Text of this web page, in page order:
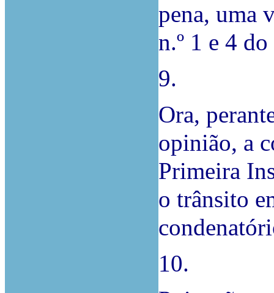
pena, uma
n.º 1 e 4
9.
Ora,
opinião, a
Primeira
o trânsito
10.